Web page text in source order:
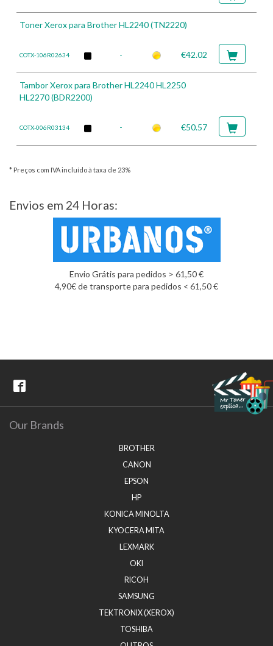
Toner Xerox para Brother HL2240 (TN2220)
COTX-106R02634 - €42.02
Tambor Xerox para Brother HL2240 HL2250
HL2270 (BDR2200)
COTX-006R03134 - €50.57
* Preços com IVA incluído à taxa de 23%
Envios em 24 Horas:
Envio Grátis para pedidos > 61,50 €
4,90€ de transporte para pedidos < 61,50 €
Our Brands
BROTHER
CANON
EPSON
HP
KONICA MINOLTA
KYOCERA MITA
LEXMARK
OKI
RICOH
SAMSUNG
TEKTRONIX (XEROX)
TOSHIBA